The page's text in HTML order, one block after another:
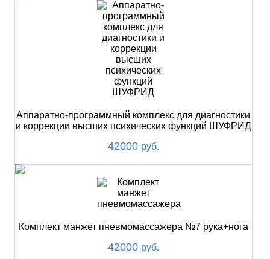
Аппаратно-программный комплекс для диагностики
и коррекции высших психических функций ШУФРИД
42000 руб.
Комплект манжет пневмомассажера №7 рука+нога
42000 руб.